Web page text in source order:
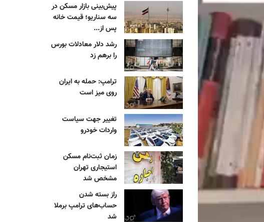
پیش‌بینی بازار مسکن در
سه سناریو؛ قیمت خانه
پس از...
رشد دلار معادلات بورس
را برهم زد
ترامپ: حمله به ایران
روی میز است
تغییر جهت سیاست
واردات خودرو
زمان ثبت‌نام مسکن
استیجاری تهران
مشخص شد
راز بسته شدن
حساب‌های ترامپ برملا
شد